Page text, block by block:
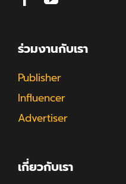
ร่วมงานกับเรา
Publisher
Influencer
Advertiser
เกี่ยวกับเรา